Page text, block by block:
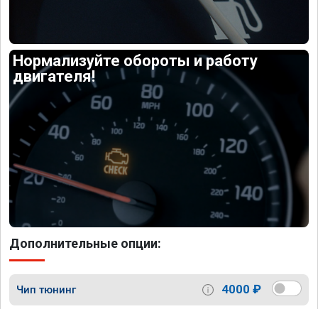
Нормализуйте обороты и работу
двигателя!
Дополнительные опции:
Чип тюнинг 4000 ₽